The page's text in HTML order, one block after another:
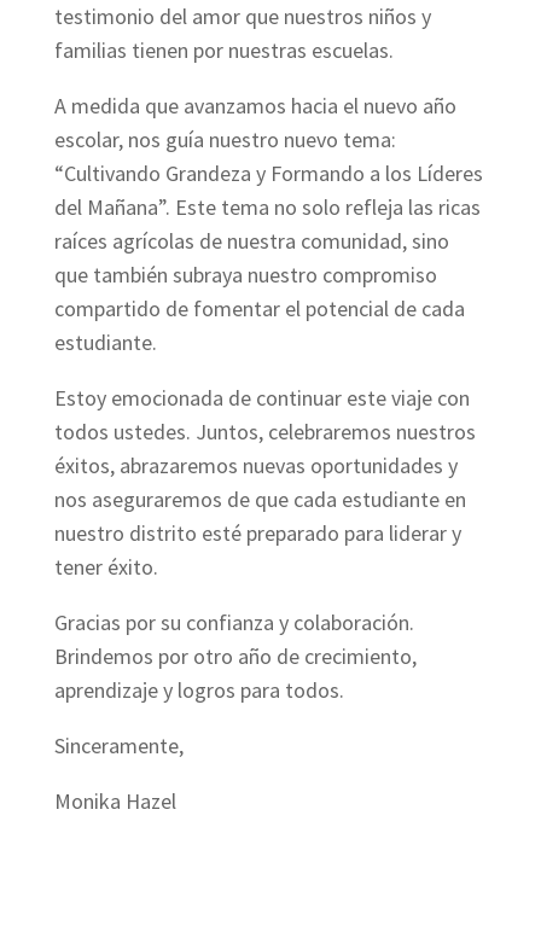
testimonio del amor que nuestros niños y
familias tienen por nuestras escuelas.
A medida que avanzamos hacia el nuevo año
escolar, nos guía nuestro nuevo tema:
“Cultivando Grandeza y Formando a los Líderes
del Mañana”. Este tema no solo refleja las ricas
raíces agrícolas de nuestra comunidad, sino
que también subraya nuestro compromiso
compartido de fomentar el potencial de cada
estudiante.
Estoy emocionada de continuar este viaje con
todos ustedes. Juntos, celebraremos nuestros
éxitos, abrazaremos nuevas oportunidades y
nos aseguraremos de que cada estudiante en
nuestro distrito esté preparado para liderar y
tener éxito.
Gracias por su confianza y colaboración.
Brindemos por otro año de crecimiento,
aprendizaje y logros para todos.
Sinceramente,
Monika Hazel